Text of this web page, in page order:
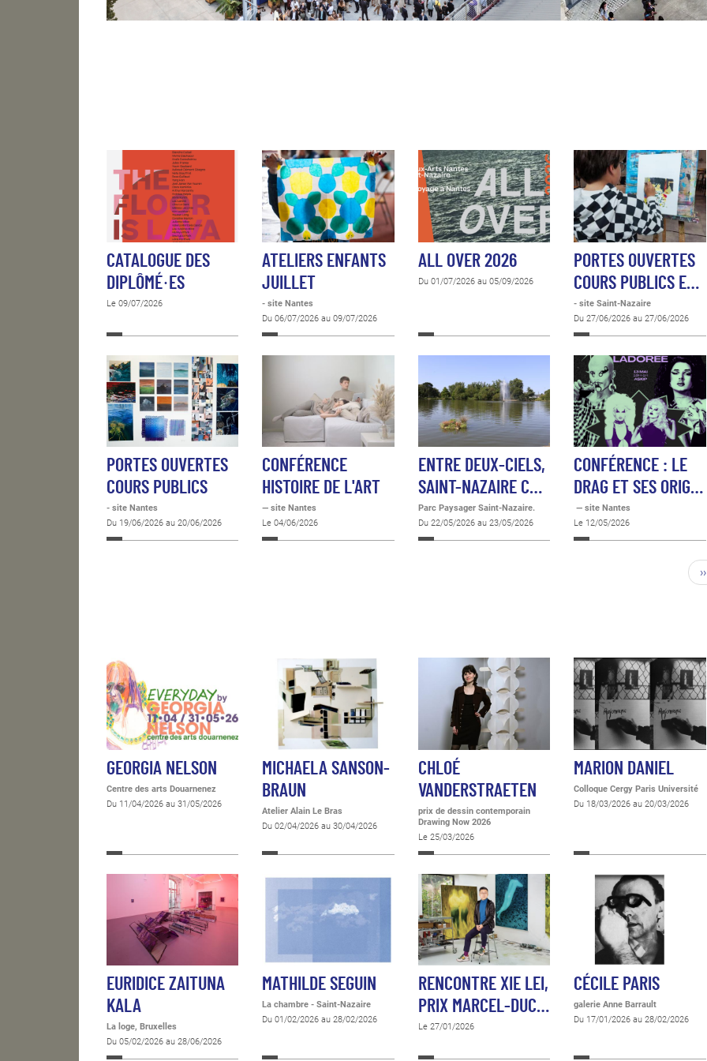
CATALOGUE DES
DIPLÔMÉ·ES
Le 09/07/2026
ATELIERS ENFANTS
JUILLET
- site Nantes
Du 06/07/2026 au 09/07/2026
ALL OVER 2026
Du 01/07/2026 au 05/09/2026
PORTES OUVERTES
COURS PUBLICS E…
- site Saint-Nazaire
Du 27/06/2026 au 27/06/2026
PORTES OUVERTES
COURS PUBLICS
- site Nantes
Du 19/06/2026 au 20/06/2026
CONFÉRENCE
HISTOIRE DE L'ART
— site Nantes
Le 04/06/2026
ENTRE DEUX-CIELS,
SAINT-NAZAIRE C…
Parc Paysager Saint-Nazaire.
Du 22/05/2026 au 23/05/2026
CONFÉRENCE : LE
DRAG ET SES ORIG…
— site Nantes
Le 12/05/2026
››
GEORGIA NELSON
Centre des arts Douarnenez
Du 11/04/2026 au 31/05/2026
MICHAELA SANSON-
BRAUN
Atelier Alain Le Bras
Du 02/04/2026 au 30/04/2026
CHLOÉ
VANDERSTRAETEN
prix de dessin contemporain
Drawing Now 2026
Le 25/03/2026
MARION DANIEL
Colloque Cergy Paris Université
Du 18/03/2026 au 20/03/2026
EURIDICE ZAITUNA
KALA
La loge, Bruxelles
Du 05/02/2026 au 28/06/2026
MATHILDE SEGUIN
La chambre - Saint-Nazaire
Du 01/02/2026 au 28/02/2026
RENCONTRE XIE LEI,
PRIX MARCEL-DUC…
Le 27/01/2026
CÉCILE PARIS
galerie Anne Barrault
Du 17/01/2026 au 28/02/2026